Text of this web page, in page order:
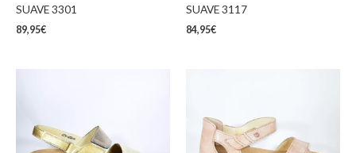
SUAVE 3301
89,95€
SUAVE 3117
84,95€